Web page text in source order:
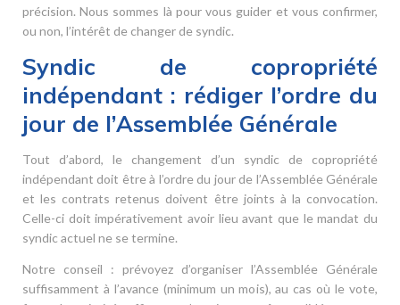
précision. Nous sommes là pour vous guider et vous confirmer,
ou non, l’intérêt de changer de syndic.
Syndic de copropriété
indépendant : rédiger l’ordre du
jour de l’Assemblée Générale
Tout d’abord, le changement d’un syndic de copropriété
indépendant doit être à l’ordre du jour de l’Assemblée Générale
et les contrats retenus doivent être joints à la convocation.
Celle-ci doit impérativement avoir lieu avant que le mandat du
syndic actuel ne se termine.
Notre conseil : prévoyez d’organiser l’Assemblée Générale
suffisamment à l’avance (minimum un mois), au cas où le vote,